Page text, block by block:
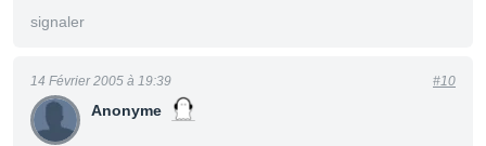
signaler
Anonyme
14 Février 2005 à 19:39 #10